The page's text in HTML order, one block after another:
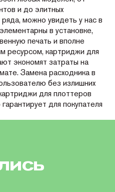
и до элитных
можно увидеть у нас в
в установке,
печать и вполне
ресурсом, картриджи для
экономят затраты на
Замена расходника в
без излишних
для плоттеров
для покупателя